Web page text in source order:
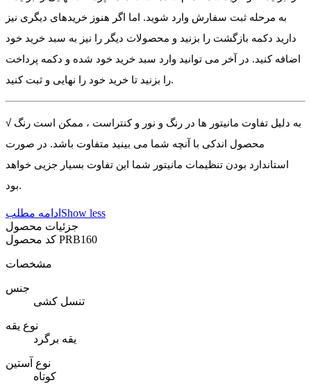
به مرحله ثبت سفارش وارد شوید. اما اگر هنوز خریدهای دیگری نیز
دارید دکمه بازگشت را بزنید و محصولات دیگر را نیز به سبد خرید خود
اضافه کنید. در آخر می توانید وارد سبد خرید خود شده و دکمه پرداخت
را بزنید تا خرید خود را نهایی و ثبت کنید.
√ به دلیل تفاوت مانیتور ها در رنگ و نور و کنتراست ، ممکن است رنگ
محصول اندکی با آنچه شما می بینید متفاوت باشد. در صورت
استاندارد بودن تنظیمات مانیتور شما این تفاوت بسیار جزیی خواهد
بود.
ادامه مطلب Show less
جزئیات محصول
PRB160
مشخصات
جنس
تنسل کشی
نوع یقه
یقه برگرد
نوع آستین
کوتاه